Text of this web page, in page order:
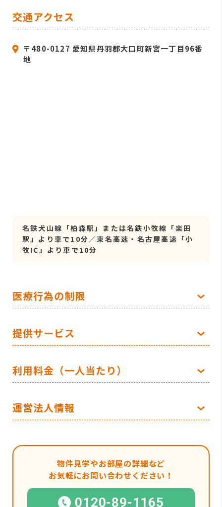
交通アクセス
〒480-0127 愛知県丹羽郡大口町新宮一丁目96番
地
名鉄犬山線「柏森駅」または名鉄小牧線「楽田
駅」より車で10分／東名高速・名古屋高速「小
牧IC」より車で10分
医療行為の制限
提供サービス
利用料金（一人当たり）
運営法人情報
物件見学やお部屋の詳細など
お気軽にお問い合わせください！
0120-89-1165